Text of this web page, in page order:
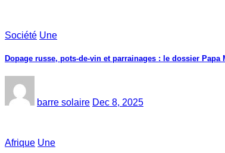
Société Une
Dopage russe, pots-de-vin et parrainages : le dossier Papa
barre solaire Dec 8, 2025
Afrique Une